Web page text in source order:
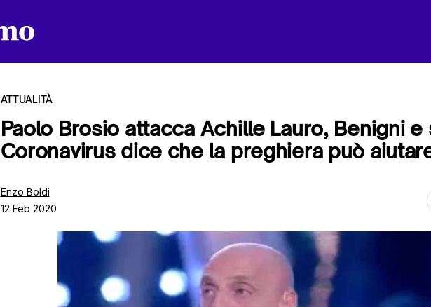
ATTUALITÀ
Paolo Brosio attacca Achille Lauro, Benigni e
Coronavirus dice che la preghiera può
Enzo Boldi
12 Feb 2020